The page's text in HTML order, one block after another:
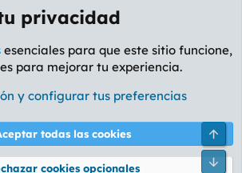
AMARILLO
y reglas Política de privacidad Ayuda
privacidad
esenciales para que este sitio funcione,
para mejorar tu experiencia.
y configurar tus preferencias
todas las cookies
cookies opcionales
Pie